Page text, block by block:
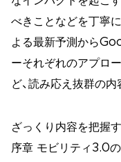
べきことなどを丁寧
よる最新予測から
ーそれぞれのアプロ
ど、読み応え抜群の内
ざっくり内容を把握す
序章 モビリティ3.0